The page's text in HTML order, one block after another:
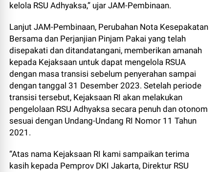
kelola RSU Adhyaksa,” ujar JAM-Pembinaan.
Lanjut JAM-Pembinaan, Perubahan Nota Kesepakatan
Bersama dan Perjanjian Pinjam Pakai yang telah
disepakati dan ditandatangani, memberikan amanah
kepada Kejaksaan untuk dapat mengelola RSUA
dengan masa transisi sebelum penyerahan sampai
dengan tanggal 31 Desember 2023. Setelah periode
transisi tersebut, Kejaksaan RI akan melakukan
pengelolaan RSU Adhyaksa secara penuh dan otonom
sesuai dengan Undang-Undang RI Nomor 11 Tahun
2021.
“Atas nama Kejaksaan RI kami sampaikan terima
kasih kepada Pemprov DKI Jakarta, Direktur RSU